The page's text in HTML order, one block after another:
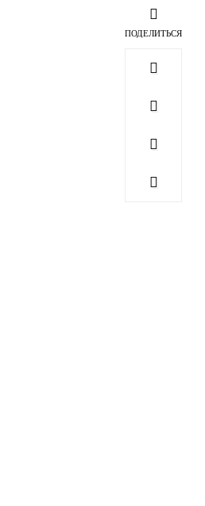
ПОДЕЛИТЬСЯ